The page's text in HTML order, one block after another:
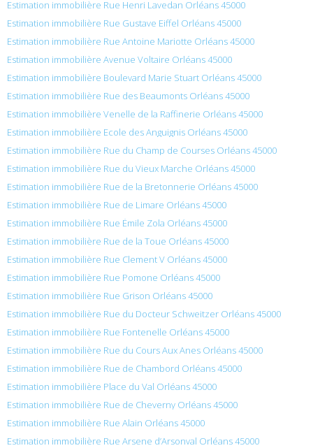
Estimation immobilière Rue Henri Lavedan Orléans 45000
Estimation immobilière Rue Gustave Eiffel Orléans 45000
Estimation immobilière Rue Antoine Mariotte Orléans 45000
Estimation immobilière Avenue Voltaire Orléans 45000
Estimation immobilière Boulevard Marie Stuart Orléans 45000
Estimation immobilière Rue des Beaumonts Orléans 45000
Estimation immobilière Venelle de la Raffinerie Orléans 45000
Estimation immobilière Ecole des Anguignis Orléans 45000
Estimation immobilière Rue du Champ de Courses Orléans 45000
Estimation immobilière Rue du Vieux Marche Orléans 45000
Estimation immobilière Rue de la Bretonnerie Orléans 45000
Estimation immobilière Rue de Limare Orléans 45000
Estimation immobilière Rue Émile Zola Orléans 45000
Estimation immobilière Rue de la Toue Orléans 45000
Estimation immobilière Rue Clement V Orléans 45000
Estimation immobilière Rue Pomone Orléans 45000
Estimation immobilière Rue Grison Orléans 45000
Estimation immobilière Rue du Docteur Schweitzer Orléans 45000
Estimation immobilière Rue Fontenelle Orléans 45000
Estimation immobilière Rue du Cours Aux Anes Orléans 45000
Estimation immobilière Rue de Chambord Orléans 45000
Estimation immobilière Place du Val Orléans 45000
Estimation immobilière Rue de Cheverny Orléans 45000
Estimation immobilière Rue Alain Orléans 45000
Estimation immobilière Rue Arsene d’Arsonval Orléans 45000